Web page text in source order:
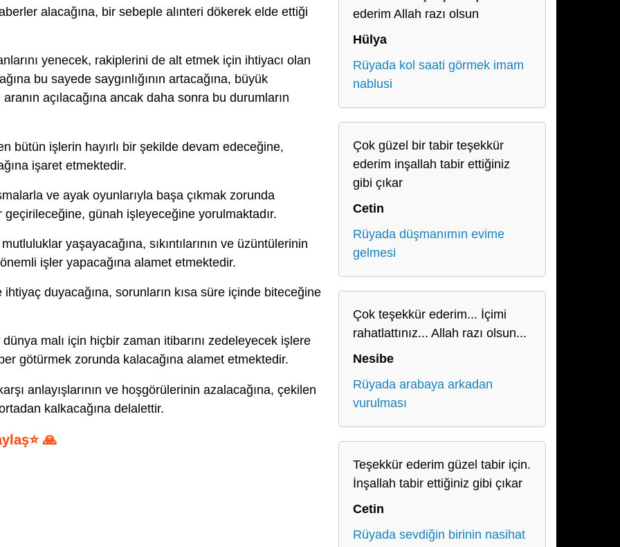
alacağına, bir sebeple alınteri dökerek elde ettiği
yenecek, rakiplerini de alt etmek için ihtiyacı olan
bu sayede saygınlığının artacağına, büyük
açılacağına ancak daha sonra bu durumların
bütün işlerin hayırlı bir şekilde devam edeceğine,
işaret etmektedir.
ve ayak oyunlarıyla başa çıkmak zorunda
geçirileceğine, günah işleyeceğine yorulmaktadır.
yaşayacağına, sıkıntılarının ve üzüntülerinin
işler yapacağına alamet etmektedir.
duyacağına, sorunların kısa süre içinde biteceğine
dünya malı için hiçbir zaman itibarını zedeleyecek işlere
götürmek zorunda kalacağına alamet etmektedir.
anlayışlarının ve hoşgörülerinin azalacağına, çekilen
kalkacağına delalettir.
🙏
ederim Allah razı olsun
Hülya
Rüyada kol saati görmek imam
nablusi
Çok güzel bir tabir teşekkür
ederim inşallah tabir ettiğiniz
gibi çıkar
Cetin
Rüyada düşmanımın evime
gelmesi
Çok teşekkür ederim... İçimi
rahatlattınız... Allah razı olsun...
Nesibe
Rüyada arabaya arkadan
vurulması
Teşekkür ederim güzel tabir için.
İnşallah tabir ettiğiniz gibi çıkar
Cetin
Rüyada sevdiğin birinin nasihat